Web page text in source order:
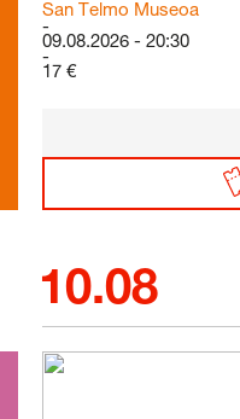
San Telmo Museoa
09.08.2026 - 20:30
17 €
10.08